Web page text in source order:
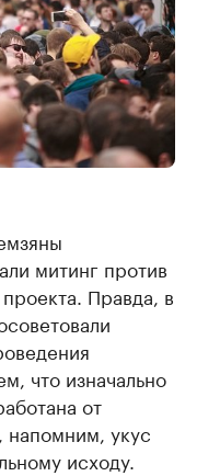
митинг против
Правда, в
что изначально
от
напомним, укус
исходу.